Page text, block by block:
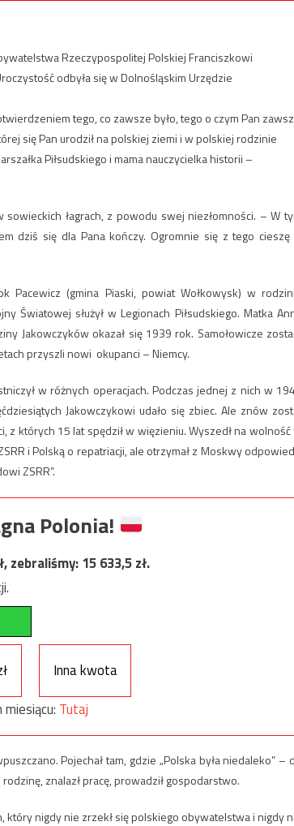
Rzeczypospolitej Polskiej Franciszkowi
odbyła się w Dolnośląskim Urzędzie
tego, co zawsze było, tego o czym Pan
się Pan urodził na polskiej ziemi i w polskiej rodzinie
Piłsudskiego i mama nauczycielka historii –
łagrach, z powodu swej niezłomności. – W
dziś się dla Pana kończy. Ogromnie się z tego
Pacewicz (gmina Piaski, powiat Wołkowysk) w
Światowej służył w Legionach Piłsudskiego. Matka
Jakowczyków okazał się 1939 rok. Samołowicze
przyszli nowi okupanci – Niemcy.
w różnych operacjach. Podczas jednej z nich w
Jakowczykowi udało się zbiec. Ale znów
których 15 lat spędził w więzieniu. Wyszedł na wolność
i Polską o repatriacji, ale otrzymał z Moskwy
ZSRR”.
Polonia!
zebraliśmy:15 633,5zł.
Inna kwota
Tutaj
Pojechał tam, gdzie „Polska była niedaleko” –
znalazł pracę, prowadził gospodarstwo.
który nigdy nie zrzekł się polskiego obywatelstwa i nigdy